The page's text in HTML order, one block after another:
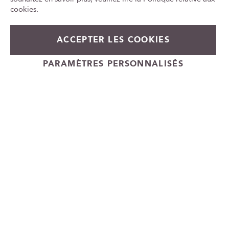
cookies.
ACCEPTER LES COOKIES
PARAMÈTRES PERSONNALISÉS